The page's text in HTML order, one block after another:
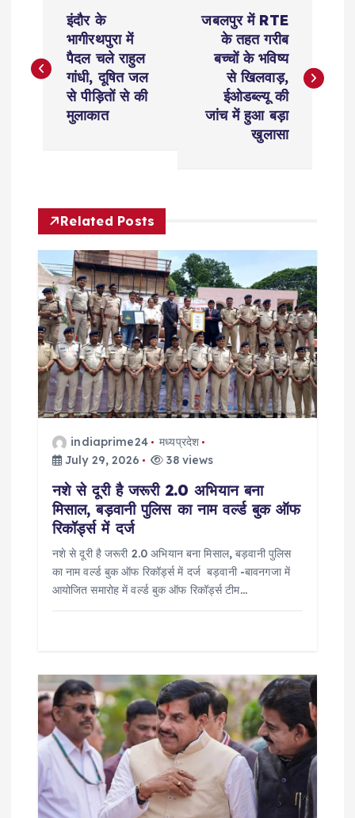
s
a
v
g
a
t
इंदौर के
भागीरथपुरा में
पैदल चले राहुल
गांधी, दूषित जल
से पीड़ितों से की
मुलाकात
जबलपुर में RTE
के तहत गरीब
बच्चों के भविष्य
से खिलवाड़,
ईओडब्ल्यू की
जांच में हुआ बड़ा
खुलासा
Related Posts
indiaprime24
मध्यप्रदेश
July 29, 2026
38 views
नशे से दूरी है जरूरी 2.0 अभियान बना
मिसाल, बड़वानी पुलिस का नाम वर्ल्ड बुक ऑफ
रिकॉर्ड्स में दर्ज
नशे से दूरी है जरूरी 2.0 अभियान बना मिसाल, बड़वानी पुलिस
का नाम वर्ल्ड बुक ऑफ रिकॉर्ड्स में दर्ज बड़वानी -बावनगजा में
आयोजित समारोह में वर्ल्ड बुक ऑफ रिकॉर्ड्स टीम…